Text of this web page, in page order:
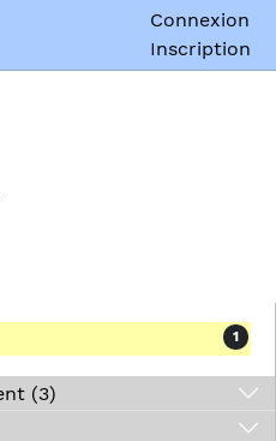
Connexion
Inscription
1
Auteur, autrice du document (3)